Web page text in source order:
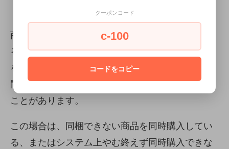
ください。
商品をカートにいれ、購入手続きを進めようとす
ると、「利用できるお届け方法がないため、商品
を購入できません。お手数ですがショップまでお
問い合わせください。」と言うメッセージが出る
ことがあります。
この場合は、同梱できない商品を同時購入してい
る、またはシステム上やむ終えず同時購入できな
クーポンコード
c-100
コードをコピー